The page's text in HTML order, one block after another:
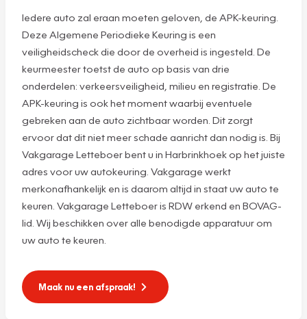
Iedere auto zal eraan moeten geloven, de APK-keuring.
Deze Algemene Periodieke Keuring is een
veiligheidscheck die door de overheid is ingesteld. De
keurmeester toetst de auto op basis van drie
onderdelen: verkeersveiligheid, milieu en registratie. De
APK-keuring is ook het moment waarbij eventuele
gebreken aan de auto zichtbaar worden. Dit zorgt
ervoor dat dit niet meer schade aanricht dan nodig is. Bij
Vakgarage Letteboer bent u in Harbrinkhoek op het juiste
adres voor uw autokeuring. Vakgarage werkt
merkonafhankelijk en is daarom altijd in staat uw auto te
keuren. Vakgarage Letteboer is RDW erkend en BOVAG-
lid. Wij beschikken over alle benodigde apparatuur om
uw auto te keuren.
Maak nu een afspraak!